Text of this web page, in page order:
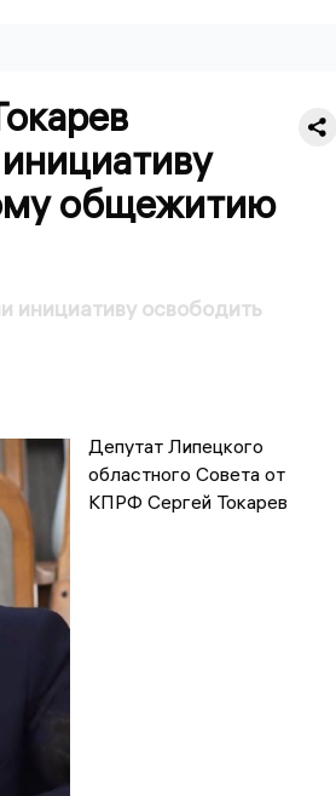
общежитию
освободить
Депутат Липецкого
областного Совета от
КПРФ Сергей Токарев